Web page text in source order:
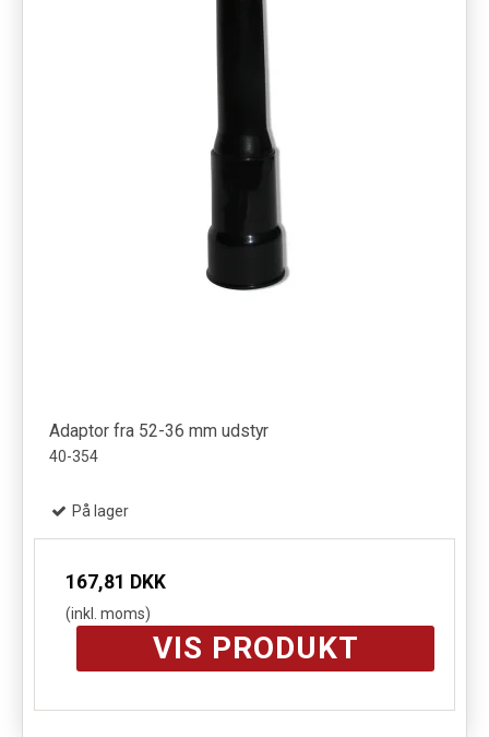
Adaptor fra 52-36 mm udstyr
40-354
På lager
167,81 DKK
(inkl. moms)
VIS PRODUKT